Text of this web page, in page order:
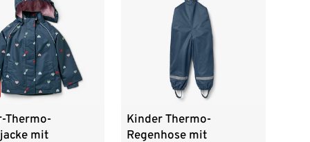
Thermo-
mit
Kinder Thermo-
Regenhose mit